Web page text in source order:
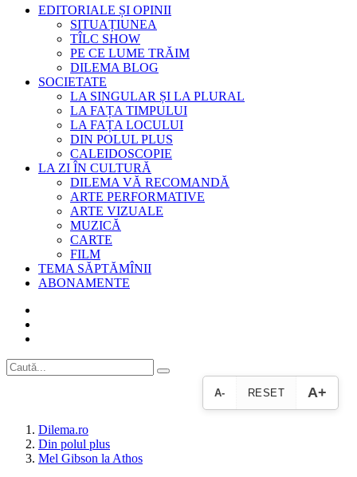
EDITORIALE ȘI OPINII
SITUAȚIUNEA
TÎLC SHOW
PE CE LUME TRĂIM
DILEMA BLOG
SOCIETATE
LA SINGULAR ȘI LA PLURAL
LA FAȚA TIMPULUI
LA FAȚA LOCULUI
DIN POLUL PLUS
CALEIDOSCOPIE
LA ZI ÎN CULTURĂ
DILEMA VĂ RECOMANDĂ
ARTE PERFORMATIVE
ARTE VIZUALE
MUZICĂ
CARTE
FILM
TEMA SĂPTĂMÎNII
ABONAMENTE
A- RESET A+
Dilema.ro
Din polul plus
Mel Gibson la Athos